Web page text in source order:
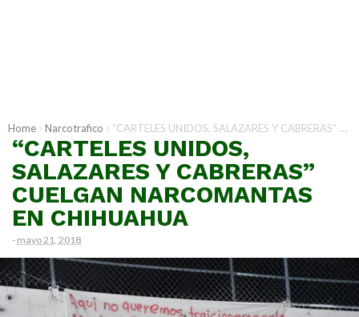
Home › Narcotrafico › “CARTELES UNIDOS, SALAZARES Y CABRERAS” CUELGAN NARCOMANTAS EN CHIHUAHUA
“CARTELES UNIDOS,
SALAZARES Y CABRERAS”
CUELGAN NARCOMANTAS
EN CHIHUAHUA
- mayo 21, 2018